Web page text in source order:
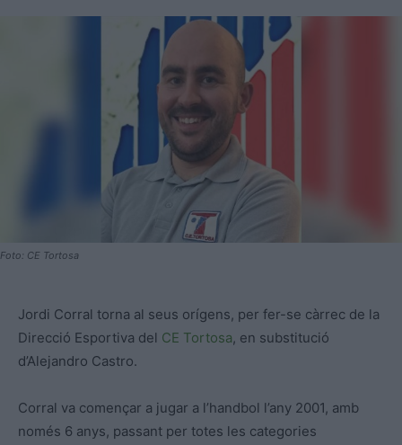
Foto: CE Tortosa
Jordi Corral torna al seus orígens, per fer-se càrrec de la
Direcció Esportiva del CE Tortosa, en substitució
d’Alejandro Castro.
Corral va començar a jugar a l’handbol l’any 2001, amb
només 6 anys, passant per totes les categories